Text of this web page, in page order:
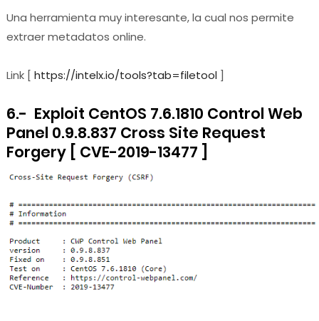
Una herramienta muy interesante, la cual nos permite
extraer metadatos online.
Link [ https://intelx.io/tools?tab=filetool]
6.- Exploit CentOS 7.6.1810 Control Web
Panel 0.9.8.837 Cross Site Request
Forgery [ CVE-2019-13477 ]